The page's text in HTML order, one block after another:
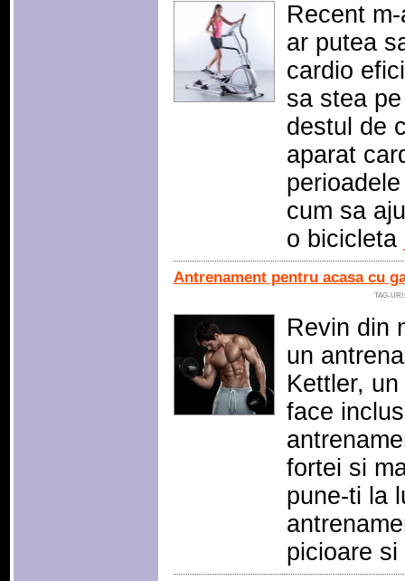
Recent
ar putea
cardio
sa stea
destul de
aparat
cum sa
o bicicleta
Antrenament pentru acasa cu
TAG-
Revin din
un
Kettler,
face
fortei si
pune-ti la
picioare